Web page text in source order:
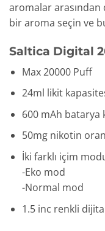
aromalar arasından
bir aroma seçin ve
Saltica Digital
Max 20000 Puff
24ml likit
600 mAh batarya
50mg nikotin
İki farklı içim
-Eko mod
-Normal mod
1.5 inc renkli